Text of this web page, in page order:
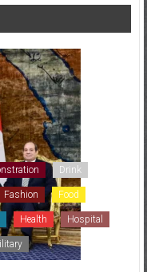
Drink
Fashion Food
Health Hospital